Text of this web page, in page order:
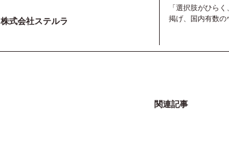
株式会社ステルラ
「選択肢がひら
掲げ、国内有数の
の支援、情報発
くりに取り組んで
関連記事